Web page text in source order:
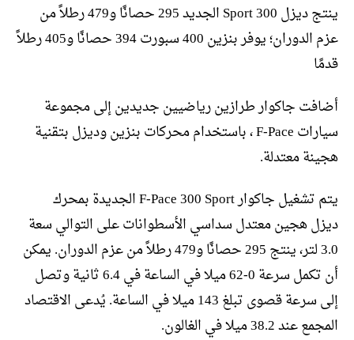
ينتج ديزل 300 Sport الجديد 295 حصانًا و479 رطلاً من
عزم الدوران؛ يوفر بنزين 400 سبورت 394 حصانًا و405 رطلاً
قدمًا
أضافت جاكوار طرازين رياضيين جديدين إلى مجموعة
سيارات F-Pace ، باستخدام محركات بنزين وديزل بتقنية
هجينة معتدلة.
يتم تشغيل جاكوار F-Pace 300 Sport الجديدة بمحرك
ديزل هجين معتدل سداسي الأسطوانات على التوالي سعة
3.0 لتر، ينتج 295 حصانًا و479 رطلاً من عزم الدوران. يمكن
أن تكمل سرعة 0-62 ميلا في الساعة في 6.4 ثانية وتصل
إلى سرعة قصوى تبلغ 143 ميلا في الساعة. يُدعى الاقتصاد
المجمع عند 38.2 ميلا في الغالون.